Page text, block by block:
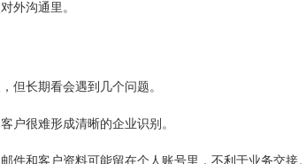
外沟通里。
但长期看会遇到几个问题。
客户很难形成清晰的企业识别。
件和客户资料可能留在个人账号里，不利于业务交接